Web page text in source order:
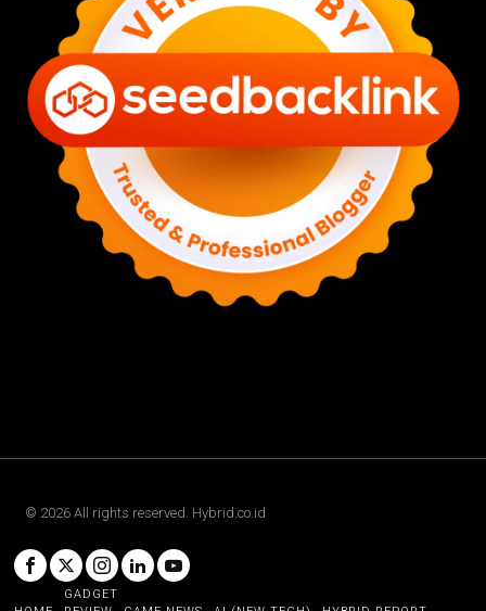
© 2026 All rights reserved. Hybrid.co.id
GADGET